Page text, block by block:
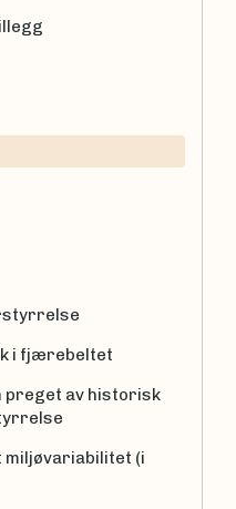
i fjærebeltet
preget av historisk
(i